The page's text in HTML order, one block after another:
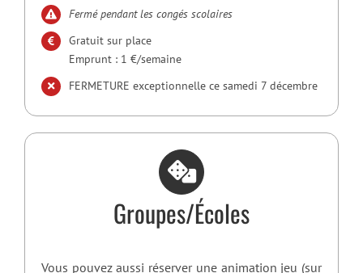
Fermé pendant les congés scolaires
Gratuit sur place
Emprunt : 1 €/semaine
FERMETURE exceptionnelle ce samedi 7 décembre
Groupes/Écoles
Vous pouvez aussi réserver une animation jeu (sur